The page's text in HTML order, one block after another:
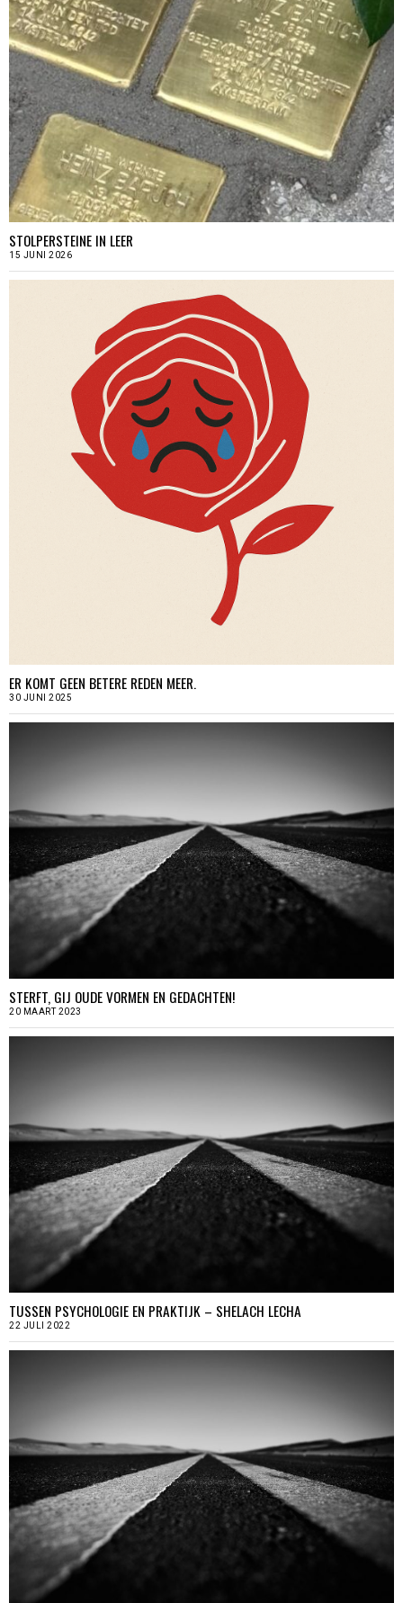
STOLPERSTEINE IN LEER
15 JUNI 2026
ER KOMT GEEN BETERE REDEN MEER.
30 JUNI 2025
STERFT, GIJ OUDE VORMEN EN GEDACHTEN!
20 MAART 2023
TUSSEN PSYCHOLOGIE EN PRAKTIJK – SHELACH LECHA
22 JULI 2022